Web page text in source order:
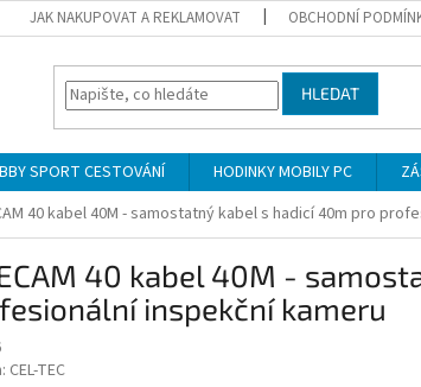
JAK NAKUPOVAT A REKLAMOVAT OBCHODNÍ
HLEDAT
SPORT CESTOVÁNÍ HODINKY MOBILY PC
40 kabel 40M - samostatný kabel s hadicí 40m pro
40 kabel 40M -
inspekční kameru
CEL-TEC